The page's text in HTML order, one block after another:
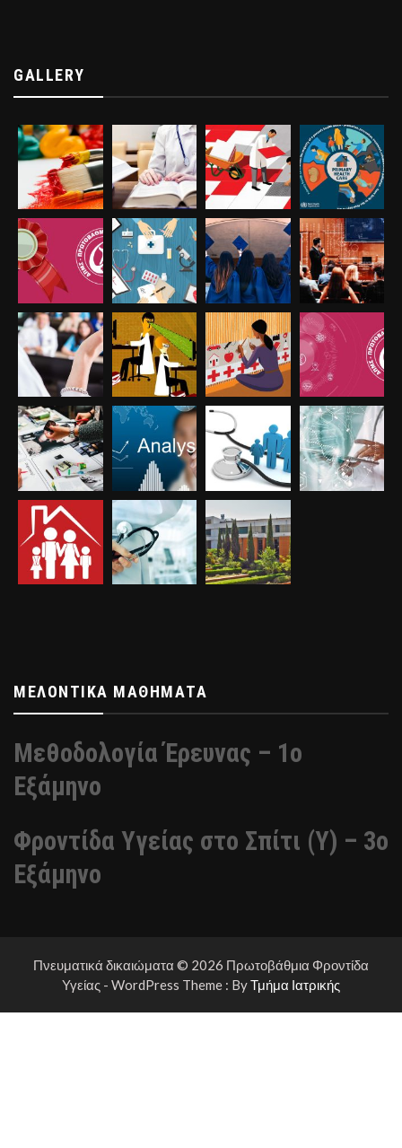
GALLERY
ΜΕΛΟΝΤΙΚΆ ΜΑΘΉΜΑΤΑ
Μεθοδολογία Έρευνας – 1ο
Εξάμηνο
Φροντίδα Υγείας στο Σπίτι (Υ) – 3ο
Εξάμηνο
Πνευματικά δικαιώματα © 2026 Πρωτοβάθμια Φροντίδα
Υγείας - WordPress Theme : ByΤμήμα Ιατρικής